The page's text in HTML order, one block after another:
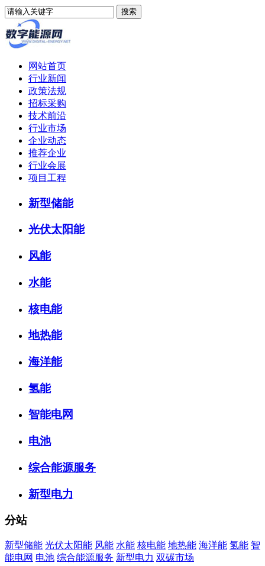
网站首页
行业新闻
政策法规
招标采购
技术前沿
行业市场
企业动态
推荐企业
行业会展
项目工程
新型储能
光伏太阳能
风能
水能
核电能
地热能
海洋能
氢能
智能电网
电池
综合能源服务
新型电力
分站
新型储能 光伏太阳能 风能 水能 核电能 地热能 海洋能 氢能 智
能电网 电池 综合能源服务 新型电力 双碳市场